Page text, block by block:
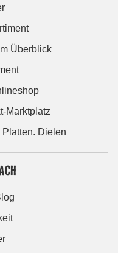
Überblick
Marktplatz
Dielen